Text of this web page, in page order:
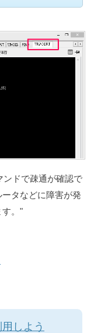
ンドで疎通が確認で
タなどに障害が発
す。"
しよう